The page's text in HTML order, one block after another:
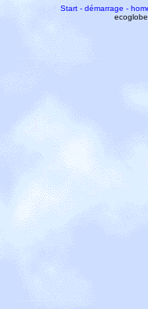
Start - démarrage -